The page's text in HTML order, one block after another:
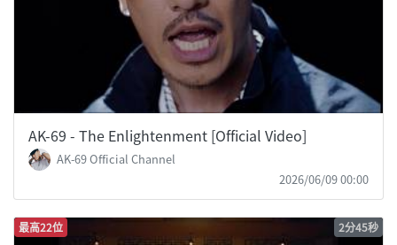
AK-69 - The Enlightenment [Official Video]
AK-69 Official Channel
2026/06/09 00:00
最高22位 2分45秒